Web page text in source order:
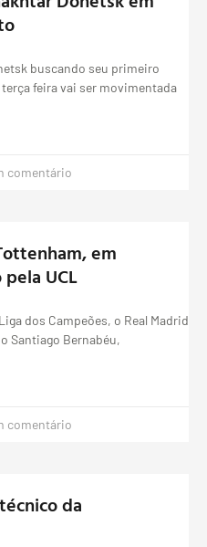
buscando seu primeiro
feira vai ser movimentada
comentário
em
UCL
dos Campeões, o Real Madrid
Santiago Bernabéu,
comentário
da